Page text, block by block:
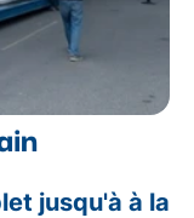
jusqu'à à la